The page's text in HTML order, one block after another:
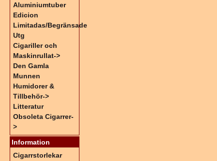
Aluminiumtuber
Edicion
Limitadas/Begränsade
Utg
Cigariller och
Maskinrullat->
Den Gamla
Munnen
Humidorer &
Tillbehör->
Litteratur
Obsoleta Cigarrer-
>
Information
Cigarrstorlekar